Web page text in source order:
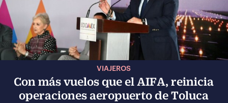
VIAJEROS
Con más vuelos que el AIFA, reinicia
operaciones aeropuerto de Toluca